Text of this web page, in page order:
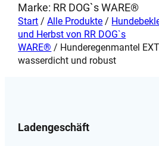
Marke: RR DOG`s WARE®
Start /Alle Produkte /
und Herbst von RR DOG`s
WARE® / Hunderegenmantel
wasserdicht und robust
Ladengeschäft